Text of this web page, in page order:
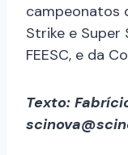
campeonatos
Strike e Super
FEESC, e da
Texto: